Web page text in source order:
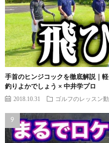
手首のヒンジコックを徹底解説｜
釣りよかでしょう × 中井学プロ
2018.10.31 ゴルフのレッスン